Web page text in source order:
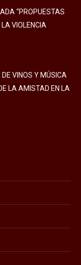
“PROPUESTAS
VIOLENCIA
VINOS Y MÚSICA
LA AMISTAD EN LA